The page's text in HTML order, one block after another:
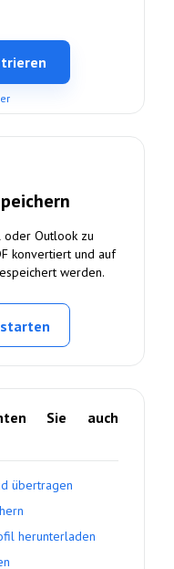
oder Outlook zu
konvertiert und auf
werden.
Sie auch
übertragen
herunterladen